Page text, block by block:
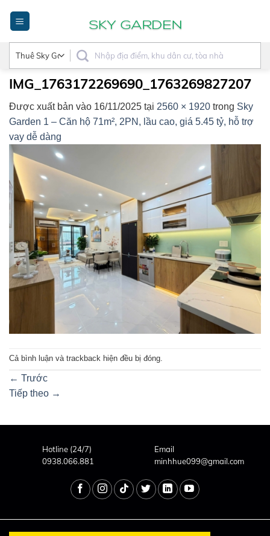
dung
IMG_1763172269690_1763269827207
Được xuất bản vào 16/11/2025 tại 2560 × 1920 trong Sky
Garden 1 – Căn hộ 71m², 2PN, lầu cao, giá 5.45 tỷ, hỗ trợ
vay dễ dàng
Cả bình luận và trackback hiện đều bị đóng.
← Trước
Tiếp theo →
Hotline (24/7)
0938.066.881
Email
minhhue099@gmail.com